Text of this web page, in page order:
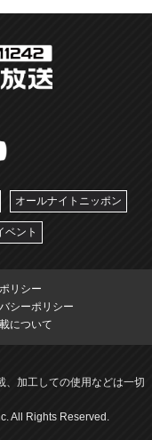
オールナイトニッポン
ベント
リシー
シーポリシー
について
、加工しての使用などは一切
All Rights Reserved.